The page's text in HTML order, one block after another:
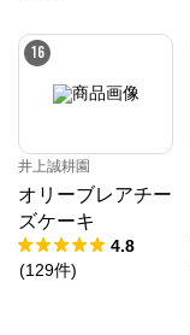
16
井上誠耕園
オリーブレアチー
ズケーキ
4.8
(129件)